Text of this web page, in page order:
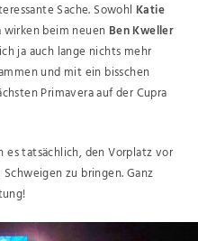
Sache. Sowohl Katie
wirken beim neuen Ben Kweller
ja auch lange nichts mehr
und mit ein bisschen
Primavera auf der Cupra
es tatsächlich, den Vorplatz vor
zu bringen. Ganz